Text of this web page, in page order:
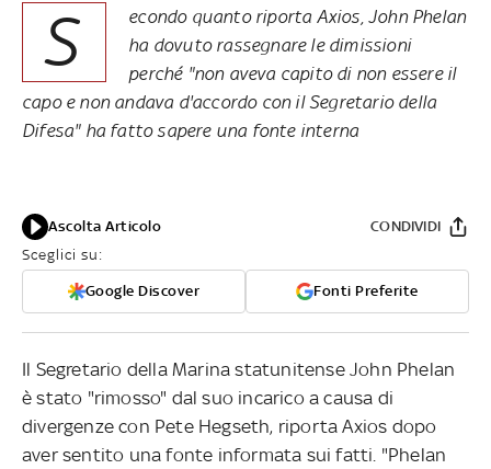
S
econdo quanto riporta Axios, John Phelan
ha dovuto rassegnare le dimissioni
perché "non aveva capito di non essere il
capo e non andava d'accordo con il Segretario della
Difesa" ha fatto sapere una fonte interna
Ascolta Articolo
Sceglici su:
Google Discover Fonti Preferite
CONDIVIDI
Il Segretario della Marina statunitense John Phelan
è stato "rimosso" dal suo incarico a causa di
divergenze con Pete Hegseth, riporta Axios dopo
aver sentito una fonte informata sui fatti. "Phelan